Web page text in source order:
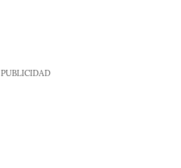
PUBLICIDAD